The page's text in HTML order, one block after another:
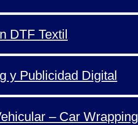
DTF Textil
y Publicidad Digital
– Car Wrapping